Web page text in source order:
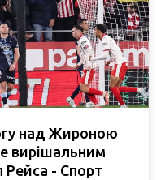
над Жироною
вирішальним
Рейса - Спорт